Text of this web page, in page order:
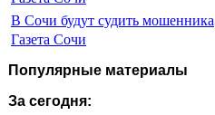
В Сочи будут судить
Газета Сочи
Популярные материалы
За сегодня: